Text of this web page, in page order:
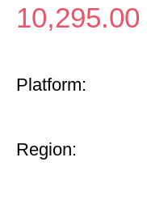
10,295.00
Platform:
Region: